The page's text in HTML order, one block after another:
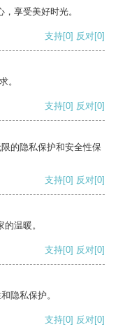
享受美好时光。
支持[0] 反对[0]
。
支持[0] 反对[0]
的隐私保护和安全性保
支持[0] 反对[0]
温暖。
支持[0] 反对[0]
隐私保护。
支持[0] 反对[0]